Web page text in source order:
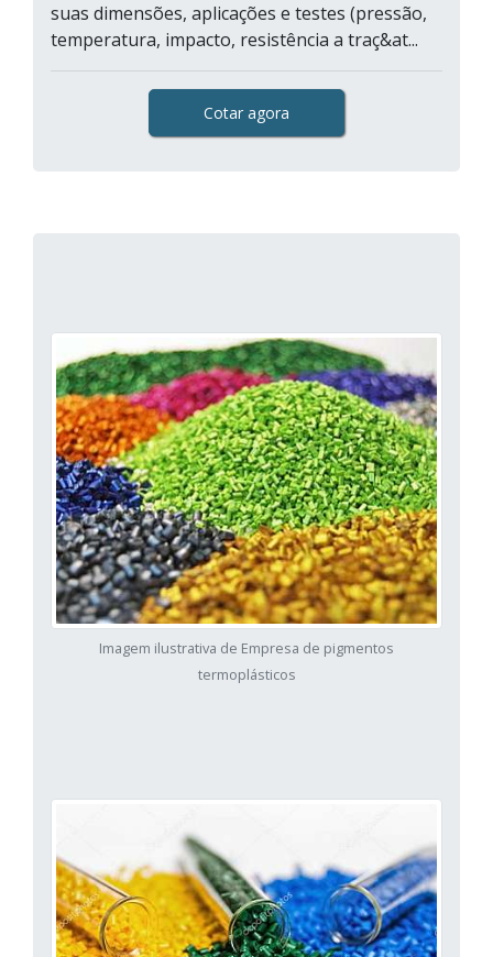
suas dimensões, aplicações e testes (pressão,
temperatura, impacto, resistência a traç&at...
Cotar agora
Imagem ilustrativa de Empresa de pigmentos
termoplásticos